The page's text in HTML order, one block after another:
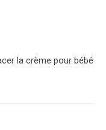
la crème pour bébé